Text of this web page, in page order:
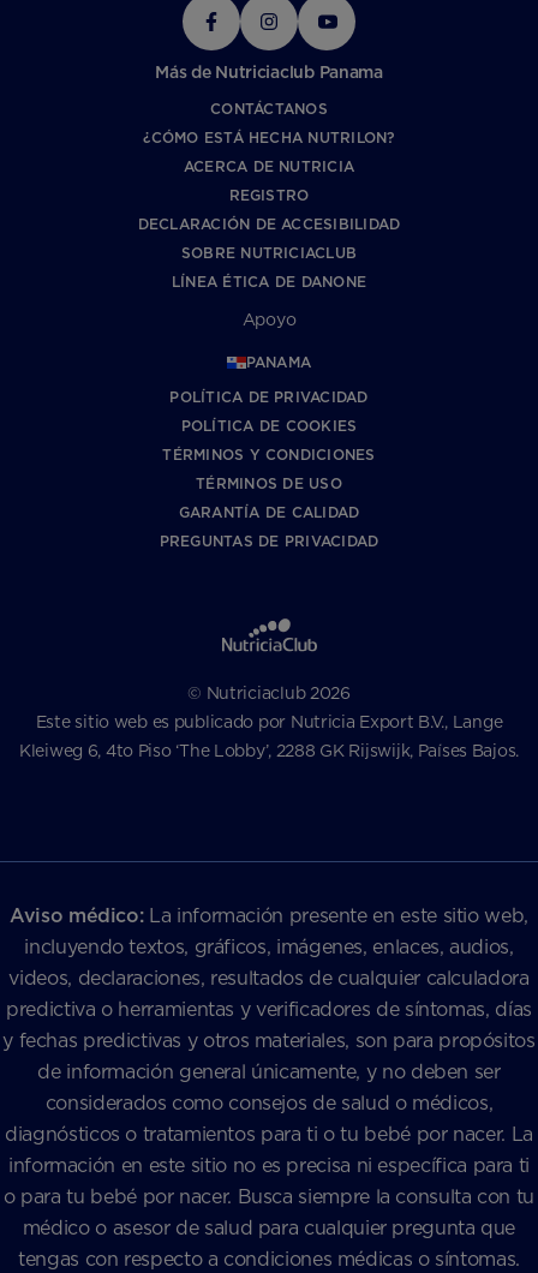
Más de Nutriciaclub Panama
CONTÁCTANOS
¿CÓMO ESTÁ HECHA NUTRILON?
ACERCA DE NUTRICIA
REGISTRO
DECLARACIÓN DE ACCESIBILIDAD
SOBRE NUTRICIACLUB
LÍNEA ÉTICA DE DANONE
Apoyo
PANAMA
POLÍTICA DE PRIVACIDAD
POLÍTICA DE COOKIES
TÉRMINOS Y CONDICIONES
TÉRMINOS DE USO
GARANTÍA DE CALIDAD
PREGUNTAS DE PRIVACIDAD
© Nutriciaclub 2026
Este sitio web es publicado por Nutricia Export B.V., Lange
Kleiweg 6, 4to Piso ‘The Lobby’, 2288 GK Rijswijk, Países Bajos.
Aviso médico:La información presente en este sitio web,
incluyendo textos, gráficos, imágenes, enlaces, audios,
videos, declaraciones, resultados de cualquier calculadora
predictiva o herramientas y verificadores de síntomas, días
y fechas predictivas y otros materiales, son para propósitos
de información general únicamente, y no deben ser
considerados como consejos de salud o médicos,
diagnósticos o tratamientos para ti o tu bebé por nacer. La
información en este sitio no es precisa ni específica para ti
o para tu bebé por nacer. Busca siempre la consulta con tu
médico o asesor de salud para cualquier pregunta que
tengas con respecto a condiciones médicas o síntomas.